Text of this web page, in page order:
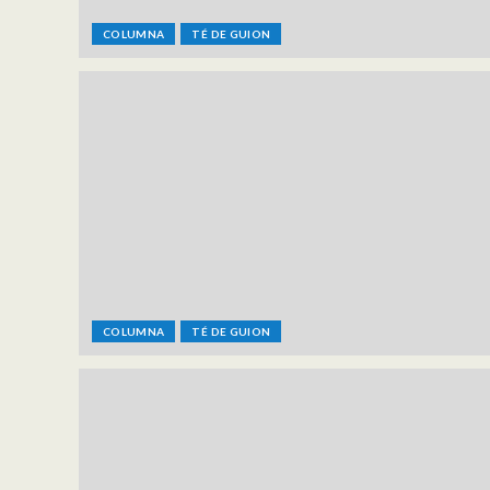
COLUMNA TÉ DE GUION
COLUMNA TÉ DE GUION